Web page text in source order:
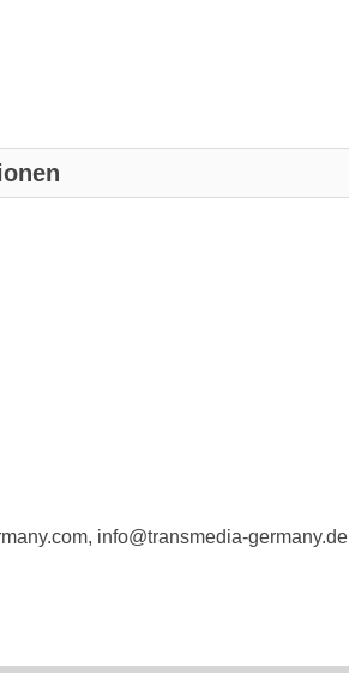
info@transmedia-germany.de